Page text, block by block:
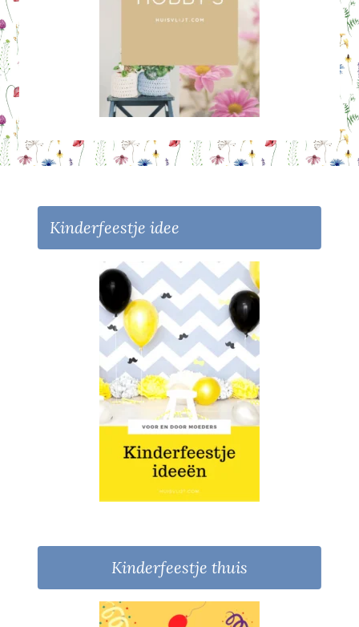
Kinderfeestje idee
Kinderfeestje thuis